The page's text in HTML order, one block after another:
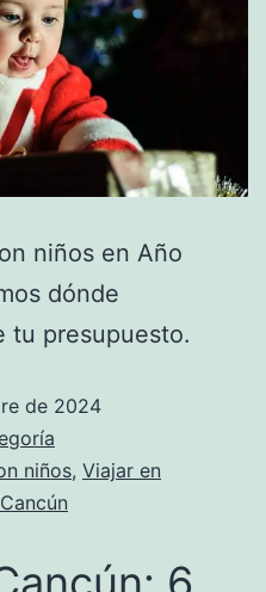
niños en Año
dónde
tu presupuesto.
de 2024
niños, Viajar en